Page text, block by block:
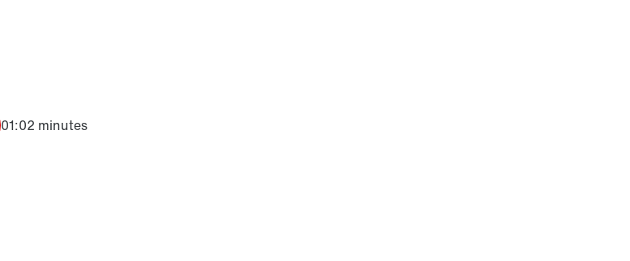
01:02 minutes